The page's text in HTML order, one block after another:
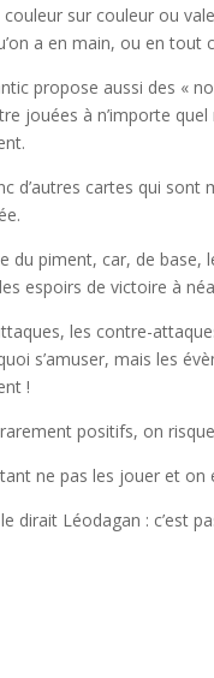
couleur sur couleur ou
a en main, ou en tout
propose aussi des «
jouées à n’importe
d’autres cartes qui
du piment, car, de base,
espoirs de victoire à
les contre-
s’amuser, mais les
!
positifs, on
ne pas les jouer et on
dirait Léodagan : c’est